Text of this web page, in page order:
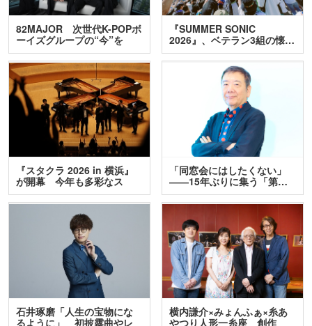
82MAJOR 次世代K-POPボ
ーイズグループの“今”を
訊…
『SUMMER SONIC
2026』、ベテラン3組の懐…
『スタクラ 2026 in 横浜』
が開幕 今年も多彩なス
テ…
「同窓会にはしたくない」
――15年ぶりに集う「第…
石井琢磨「人生の宝物にな
るように」 初披露曲やレ
横内謙介×みょんふぁ×糸あ
やつり人形一糸座 創作